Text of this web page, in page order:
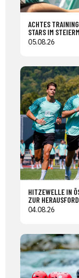
ACHTES
STARS IM
05.08.26
HITZEWELLE IN
ZUR
04.08.26